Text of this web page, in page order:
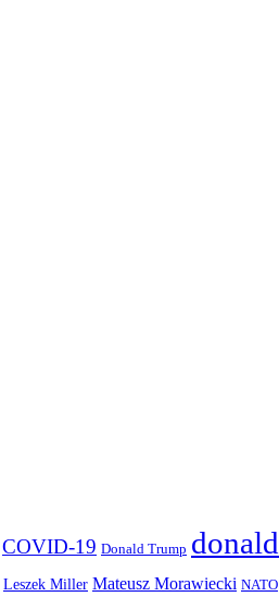
COVID-19 Donald Trump
Leszek Miller Mateusz Morawiecki NATO